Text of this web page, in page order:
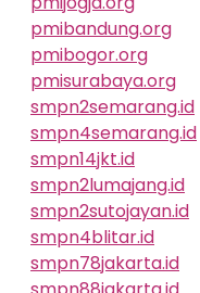
pmibandung.org
pmibogor.org
pmisurabaya.org
smpn2semarang.id
smpn4semarang.id
smpn14jkt.id
smpn2lumajang.id
smpn2sutojayan.id
smpn4blitar.id
smpn78jakarta.id